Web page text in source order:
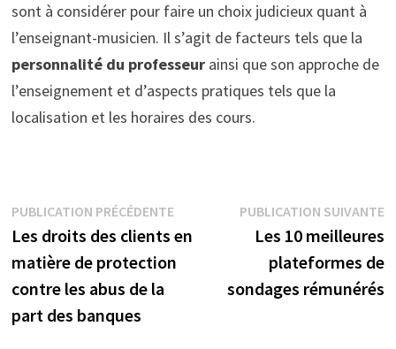
sont à considérer pour faire un choix judicieux quant à
l’enseignant-musicien. Il s’agit de facteurs tels que la
personnalité du professeurainsi que son approche de
l’enseignement et d’aspects pratiques tels que la
localisation et les horaires des cours.
Navigation
de
l’article
PUBLICATION PRÉCÉDENTEPublication
précédente :
Les droits des clients en
matière de protection
contre les abus de la
part des banques
PUBLICATION SUIVANTE
Les 10 meilleures
plateformes de
sondages rémunérés